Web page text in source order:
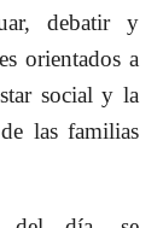
debatir y
orientados a
social y la
las familias